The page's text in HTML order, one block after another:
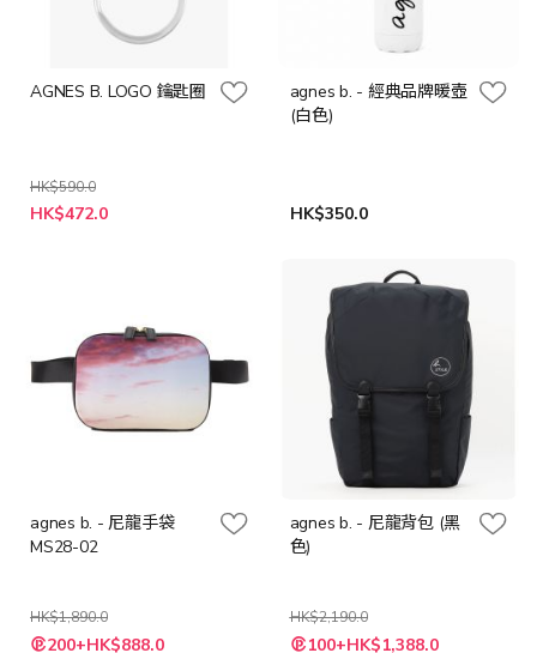
AGNES B. LOGO 鑰匙圈
HK$590.0
特
殊
HK$472.0
agnes b. - 經典品牌暖壺
(白色)
HK$350.0
agnes b. - 尼龍手袋
MS28-02
HK$1,890.0
特 200+HK$888.0
agnes b. - 尼龍背包 (黑
色)
HK$2,190.0
特 100+HK$1,388.0